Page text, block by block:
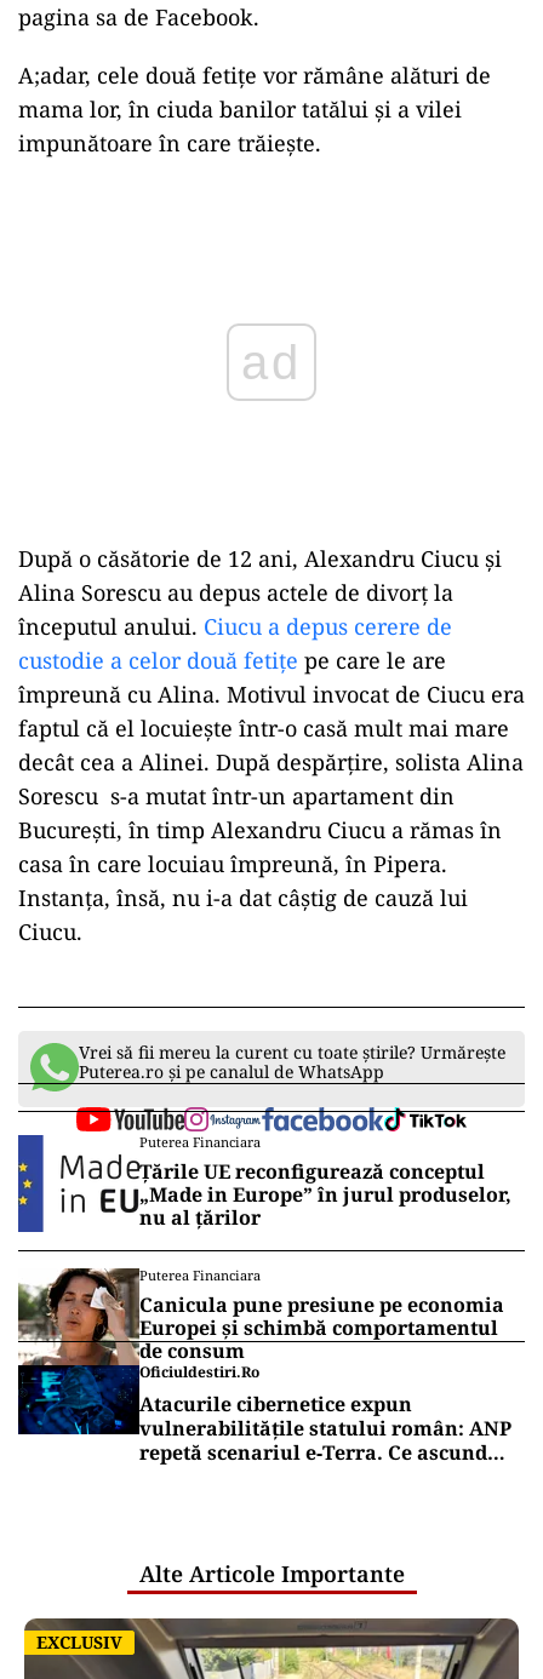
pagina sa de Facebook.
A;adar, cele două fetițe vor rămâne alături de
mama lor, în ciuda banilor tatălui și a vilei
impunătoare în care trăiește.
După o căsătorie de 12 ani, Alexandru Ciucu și
Alina Sorescu au depus actele de divorț la
începutul anului. Ciucu a depus cerere de
custodie a celor două fetițe pe care le are
împreună cu Alina. Motivul invocat de Ciucu era
faptul că el locuiește într-o casă mult mai mare
decât cea a Alinei. După despărțire, solista Alina
Sorescu s-a mutat într-un apartament din
București, în timp Alexandru Ciucu a rămas în
casa în care locuiau împreună, în Pipera.
Instanța, însă, nu i-a dat câștig de cauză lui
Ciucu.
Vrei să fii mereu la curent cu toate știrile? Urmărește
Puterea.ro și pe canalul de WhatsApp
Puterea Financiara
Țările UE reconfigurează conceptul
„Made in Europe” în jurul produselor,
nu al țărilor
Puterea Financiara
Canicula pune presiune pe economia
Europei și schimbă comportamentul
de consum
Oficiuldestiri.ro
Atacurile cibernetice expun
vulnerabilitățile statului român: ANP
repetă scenariul e‑Terra. Ce ascund
Alte Articole Importante
EXCLUSIV
EXCLUSIV